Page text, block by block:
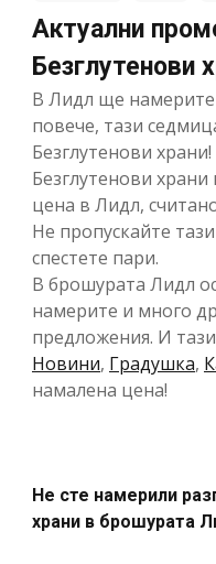
Актуални
Безглутенови
В Лидл ще
повече, тази
Безглутенови храни!
Безглутенови
цена в Лидл,
Не пропускайте
спестете пари.
В брошурата Лидл
намерите и много
предложения. И
Новини, Градушка,
намалена цена!
Не сте намерили
храни в брошурата